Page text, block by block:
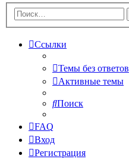
Ссылки
Темы без ответов
Активные темы
Поиск
FAQ
Вход
Регистрация